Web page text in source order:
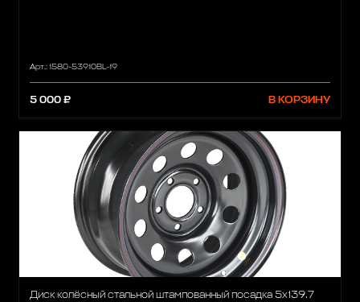
Арт.: 1580-53910BL-19
5 000 ₽ В КОРЗИНУ
Диск колёсный стальной штампованный посадка 5x139.7